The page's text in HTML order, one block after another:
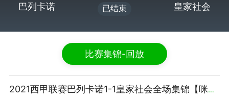
巴列卡诺 已结束 皇家社会
比赛集锦-回放
2021西甲联赛巴列卡诺1-1皇家社会全场集锦【咪咕视频】